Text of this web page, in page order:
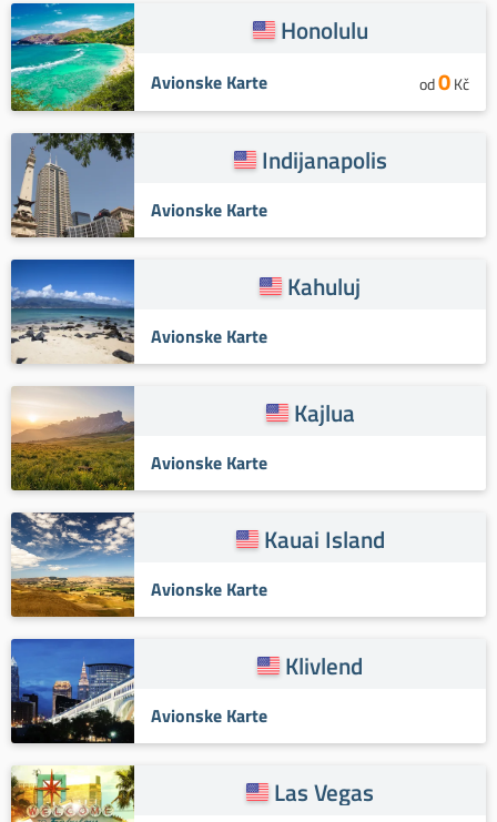
Honolulu
Avionske Karte od0Kč
Indijanapolis
Avionske Karte
Kahuluj
Avionske Karte
Kajlua
Avionske Karte
Kauai Island
Avionske Karte
Klivlend
Avionske Karte
Las Vegas